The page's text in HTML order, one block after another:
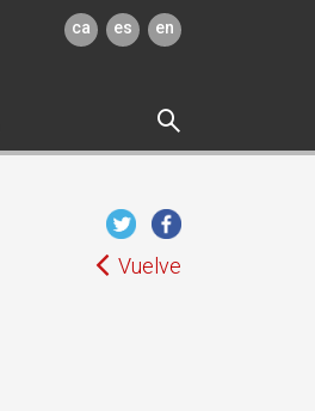
ca es en
Vuelve